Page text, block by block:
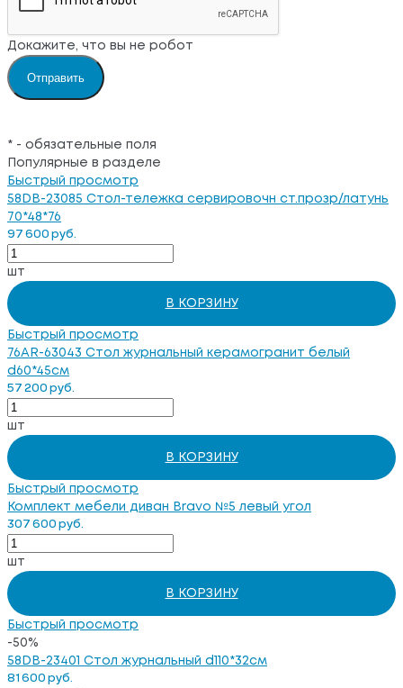
Докажите, что вы не робот
* - обязательные поля
Популярные в разделе
Быстрый просмотр
58DB-23085 Стол-тележка сервировочн ст.прозр/латунь
70*48*76
97 600 руб.
шт
В КОРЗИНУ
Быстрый просмотр
76AR-63043 Стол журнальный керамогранит белый
d60*45см
57 200 руб.
шт
В КОРЗИНУ
Быстрый просмотр
Комплект мебели диван Bravo №5 левый угол
307 600 руб.
шт
В КОРЗИНУ
Быстрый просмотр
-50%
58DB-23401 Стол журнальный d110*32см
81 600 руб.